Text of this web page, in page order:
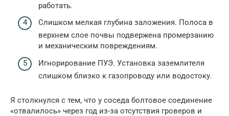
работать.
Слишком мелкая глубина заложения. Полоса в
верхнем слое почвы подвержена промерзанию
и механическим повреждениям.
Игнорирование ПУЭ. Установка заземлителя
слишком близко к газопроводу или водостоку.
Я столкнулся с тем, что у соседа болтовое соединение
«отвалилось» через год из-за отсутствия гроверов и